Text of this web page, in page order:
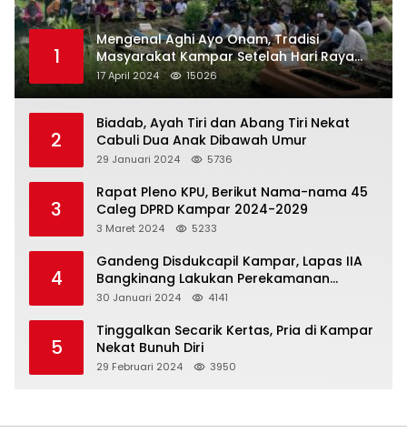
1
Mengenal Aghi Ayo Onam, Tradisi
Masyarakat Kampar Setelah Hari Raya
Idul Fitri
17 April 2024 15026
2
Biadab, Ayah Tiri dan Abang Tiri Nekat
Cabuli Dua Anak Dibawah Umur
29 Januari 2024 5736
3
Rapat Pleno KPU, Berikut Nama-nama 45
3 Maret 2024 5233
4
Gandeng Disdukcapil Kampar, Lapas IIA
Bangkinang Lakukan Perekamanan
Kependudukan WBP
30 Januari 2024 4141
5
Tinggalkan Secarik Kertas, Pria di Kampar
Nekat Bunuh Diri
29 Februari 2024 3950